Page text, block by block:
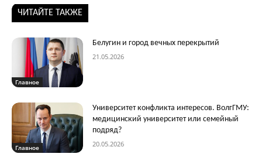
ЧИТАЙТЕ ТАКЖЕ
Главное
Белугин и город вечных перекрытий
21.05.2026
Главное
Университет конфликта интересов. ВолгГМУ:
медицинский университет или семейный
подряд?
20.05.2026